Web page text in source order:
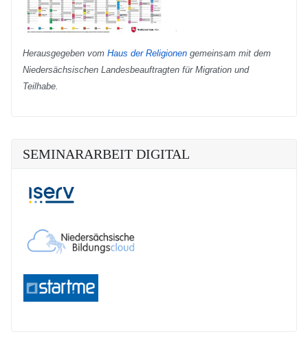
Herausgegeben vom Haus der Religionen gemeinsam mit dem
Niedersächsischen Landesbeauftragten für Migration und
Teilhabe.
SEMINARARBEIT DIGITAL